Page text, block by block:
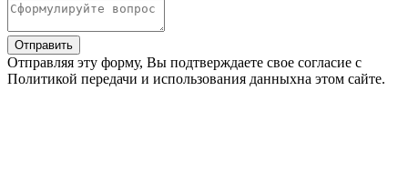
Отправить
Отправляя эту форму, Вы подтверждаете свое согласие с
Политикой передачи и использования данныхна этом сайте.